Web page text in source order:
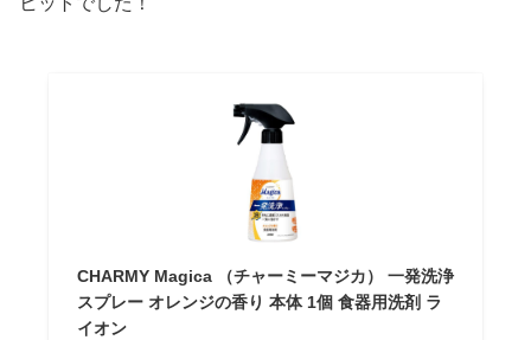
CHARMY Magica （チャーミーマジカ） 一発洗浄
スプレー オレンジの香り 本体 1個 食器用洗剤 ラ
イオン